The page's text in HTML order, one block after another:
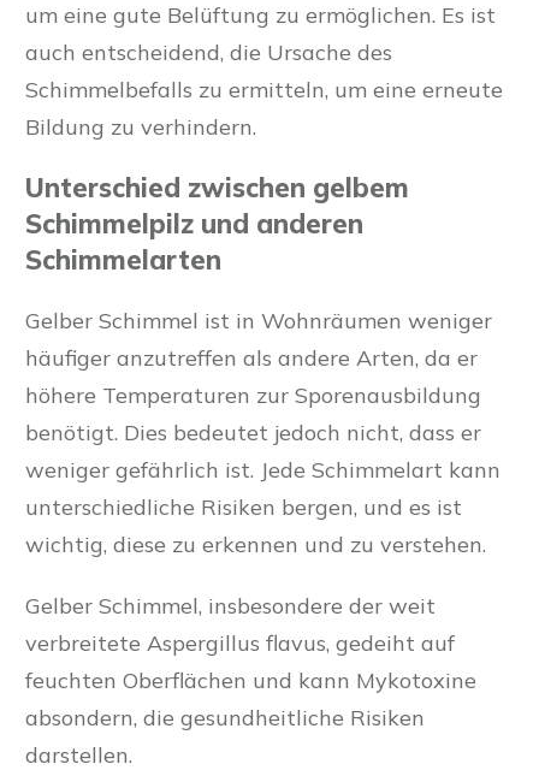
um eine gute Belüftung zu ermöglichen. Es ist
auch entscheidend, die Ursache des
Schimmelbefalls zu ermitteln, um eine erneute
Bildung zu verhindern.
Unterschied zwischen gelbem
Schimmelpilz und anderen
Schimmelarten
Gelber Schimmel ist in Wohnräumen weniger
häufiger anzutreffen als andere Arten, da er
höhere Temperaturen zur Sporenausbildung
benötigt. Dies bedeutet jedoch nicht, dass er
weniger gefährlich ist. Jede Schimmelart kann
unterschiedliche Risiken bergen, und es ist
wichtig, diese zu erkennen und zu verstehen.
Gelber Schimmel, insbesondere der weit
verbreitete Aspergillus flavus, gedeiht auf
feuchten Oberflächen und kann Mykotoxine
absondern, die gesundheitliche Risiken
darstellen.